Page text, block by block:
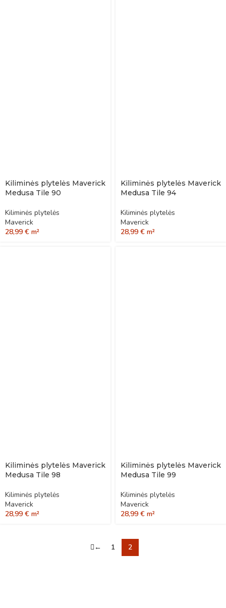
Kiliminės plytelės Maverick
Medusa Tile 90
Kiliminės plytelės
Maverick
28,99 € m²
Kiliminės plytelės Maverick
Medusa Tile 94
Kiliminės plytelės
Maverick
28,99 € m²
Kiliminės plytelės Maverick
Medusa Tile 98
Kiliminės plytelės
Maverick
28,99 € m²
Kiliminės plytelės Maverick
Medusa Tile 99
Kiliminės plytelės
Maverick
28,99 € m²
← 1 2